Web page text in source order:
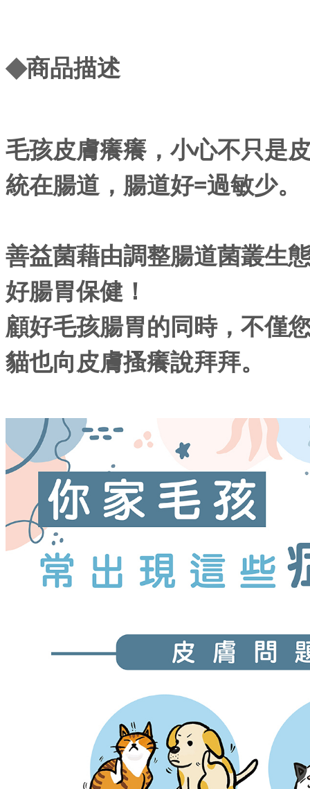
◆商品描述
毛孩皮膚癢癢，小心不只是
統在腸道，腸道好=過敏少。
善益菌藉由調整腸道菌叢生
好腸胃保健！
顧好毛孩腸胃的同時，不僅
貓也向皮膚搔癢說拜拜。